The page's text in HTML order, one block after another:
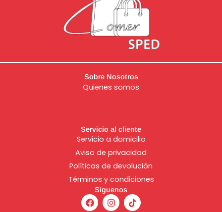
Sobre Nosotros
Quienes somos
Servicio al cliente
Servicio a domicilio
Aviso de privacidad
Políticas de devolución
Términos y condiciones
Síguenos
F
a
I
n
T
i